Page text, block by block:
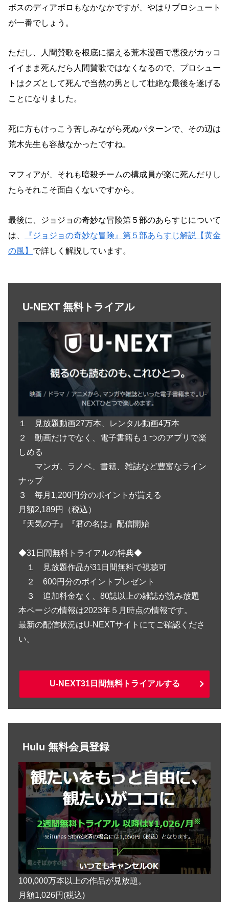
ボスのディアボロもなかなかですが、やはりプロシュート
が一番でしょう。
ただし、人間賛歌を根底に据える荒木漫画で悪役がカッコ
イイまま死んだら人間賛歌ではなくなるので、プロシュー
トはクズとして死んで当然の男として壮絶な最後を遂げる
ことになりました。
死に方もけっこう苦しみながら死ぬパターンで、その辺は
荒木先生も容赦なかったですね。
マフィアが、それも暗殺チームの構成員が楽に死んだりし
たらそれこそ面白くないですから。
最後に、ジョジョの奇妙な冒険第５部のあらすじについて
は、
『ジョジョの奇妙な冒険』第５部あらすじ解説【黄金
の風】 で詳しく解説しています。
U-NEXT 無料トライアル
１ 見放題動画27万本、レンタル動画4万本
２ 動画だけでなく、電子書籍も１つのアプリで楽
しめる
マンガ、ラノベ、書籍、雑誌など豊富なライン
ナップ
３ 毎月1,200円分のポイントが貰える
月額2,189円（税込）
『天気の子』『君の名は』配信開始
◆31日間無料トライアルの特典◆
１ 見放題作品が31日間無料で視聴可
２ 600円分のポイントプレゼント
３ 追加料金なく、80誌以上の雑誌が読み放題
本ページの情報は2023年５月時点の情報です。
最新の配信状況はU-NEXTサイトにてご確認くださ
い。
U-NEXT31日間無料トライアルする
Hulu 無料会員登録
100,000万本以上の作品が見放題。
月額1,026円(税込)